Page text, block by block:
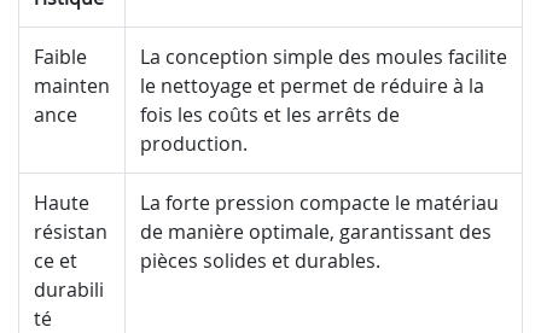
Faible
mainten
ance
La conception simple des moules facilite
le nettoyage et permet de réduire à la
fois les coûts et les arrêts de
production.
Haute
résistan
ce et
durabili
té
La forte pression compacte le matériau
de manière optimale, garantissant des
pièces solides et durables.